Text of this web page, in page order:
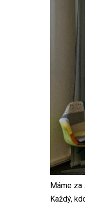
Máme
Každý,